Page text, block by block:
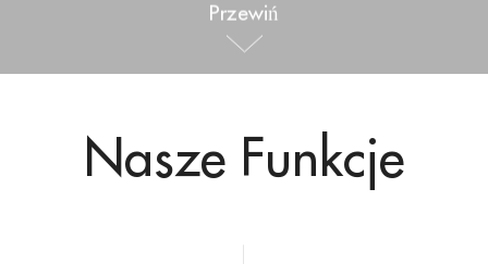
Przewiń
Nasze Funkcje